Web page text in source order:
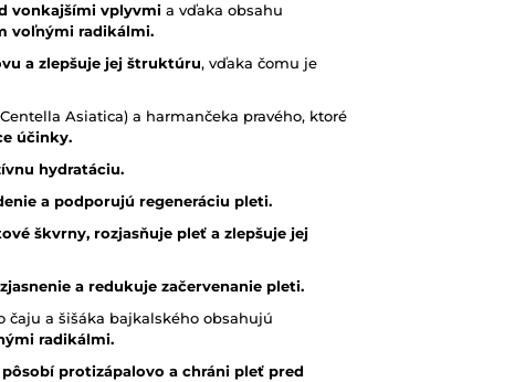
vonkajšími vplyvmi a vďaka obsahu
voľnými radikálmi.
a zlepšuje jej štruktúru, vďaka čomu je
Asiatica) a harmančeka pravého, ktoré
účinky.
hydratáciu.
a podporujú regeneráciu pleti.
škvrny, rozjasňuje pleť a zlepšuje jej
a redukuje začervenanie pleti.
čaju a šišáka bajkalského obsahujú
radikálmi.
pôsobí protizápalovo a chráni pleť pred